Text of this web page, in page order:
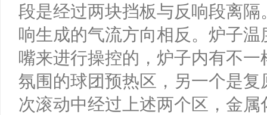
段是经过两块挡板与反响段离
响生成的气流方向相反。炉子
嘴来进行操控的，炉子内有不
氛围的球团预热区，另一个是
次滚动中经过上述两个区，金